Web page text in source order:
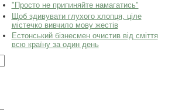
"Просто не припиняйте намагатись"
Щоб здивувати глухого хлопця, ціле
містечко вивчило мову жестів
Естонський бізнесмен очистив від сміття
всю країну за один день